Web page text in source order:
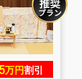
万円割引